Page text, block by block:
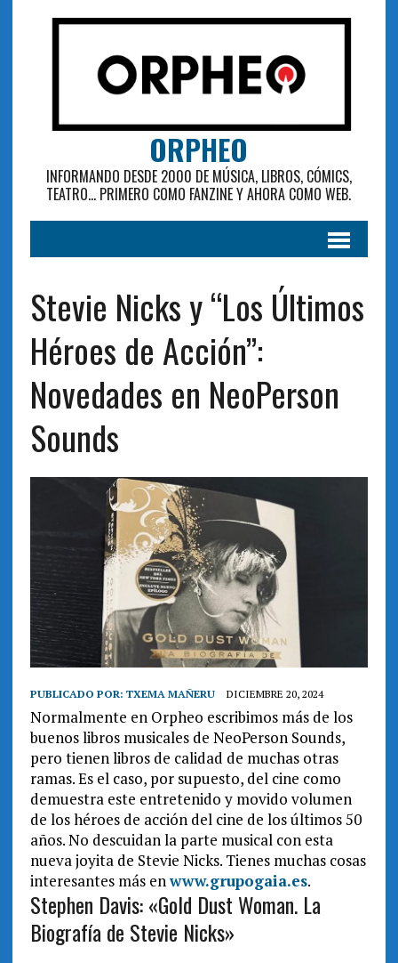
ORPHEO
INFORMANDO DESDE 2000 DE MÚSICA, LIBROS, CÓMICS,
TEATRO... PRIMERO COMO FANZINE Y AHORA COMO WEB.
Stevie Nicks y “Los Últimos
Héroes de Acción”:
Novedades en NeoPerson
Sounds
PUBLICADO POR: TXEMA MAÑERU DICIEMBRE 20, 2024
Normalmente en Orpheo escribimos más de los
buenos libros musicales de NeoPerson Sounds,
pero tienen libros de calidad de muchas otras
ramas. Es el caso, por supuesto, del cine como
demuestra este entretenido y movido volumen
de los héroes de acción del cine de los últimos 50
años. No descuidan la parte musical con esta
nueva joyita de Stevie Nicks. Tienes muchas cosas
interesantes más enwww.grupogaia.es.
Stephen Davis: «Gold Dust Woman. La
Biografía de Stevie Nicks»